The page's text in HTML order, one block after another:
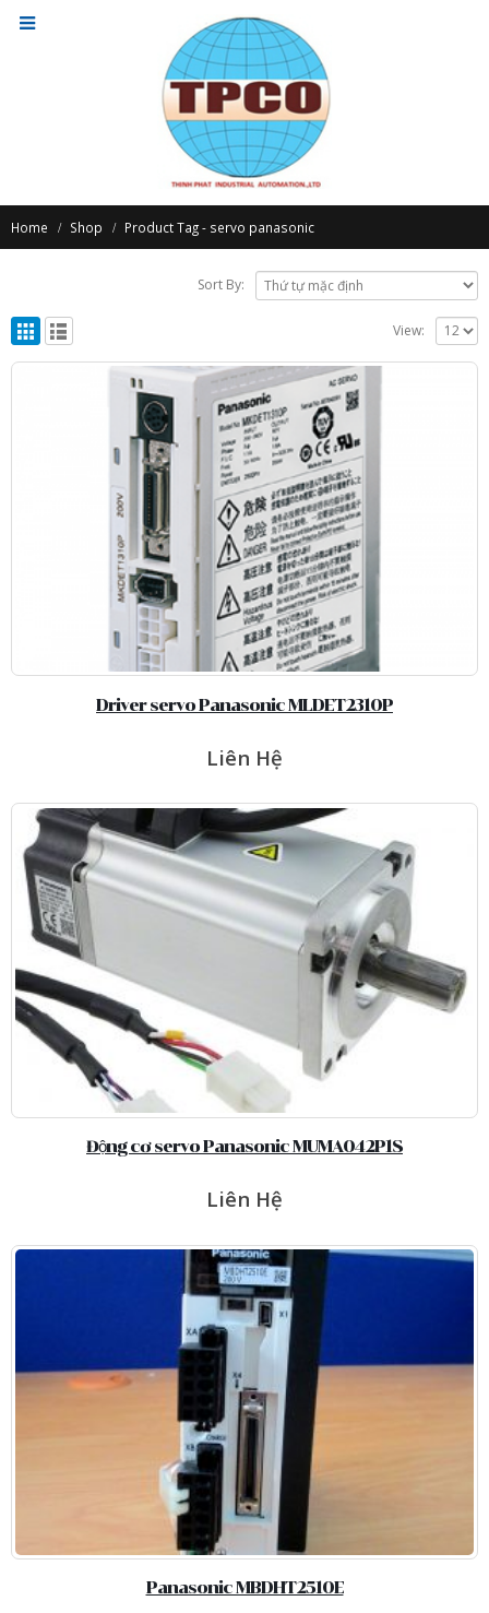
Home Shop Product Tag - servo panasonic
Sort By:
View:
Driver servo Panasonic MLDET2310P
Liên Hệ
Động cơ servo Panasonic MUMA042P1S
Liên Hệ
Panasonic MBDHT2510E